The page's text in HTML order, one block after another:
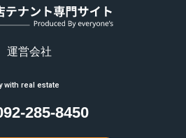
たは一部を外部に業務委託す
報を適切に保護できる管理体
報を厳密に管理しています。
トの御利用について
り扱い
運営会社
285-8450